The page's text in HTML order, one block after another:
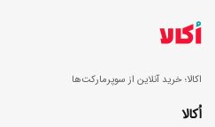
اکالا؛ خرید آنلاین از سوپرمارکت‌ها
اُکالا